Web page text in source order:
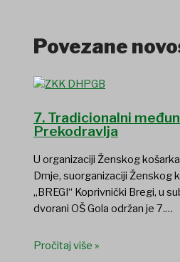
Povezane
7. Tradicionalni
Prekodravlja
U organizaciji Ženskog
Drnje, suorganizaciji Ženskog
„BREGI“ Koprivnički Bregi, u
dvorani OŠ Gola održan je 7.…
Pročitaj više »